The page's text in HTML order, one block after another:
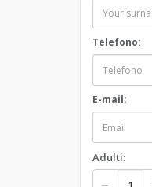
Telefono:
E-mail:
Adulti: